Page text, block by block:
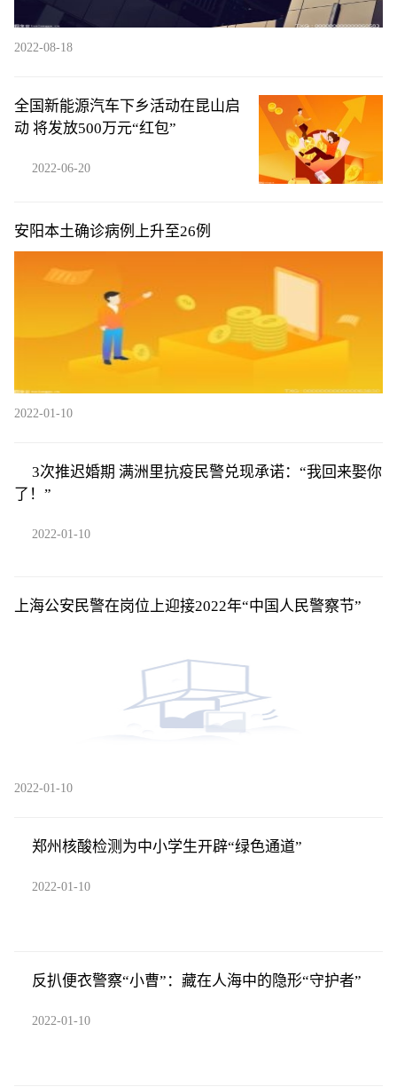
2022-08-18
全国新能源汽车下乡活动在昆山启
动 将发放500万元“红包”
2022-06-20
安阳本土确诊病例上升至26例
2022-01-10
3次推迟婚期 满洲里抗疫民警兑现承诺：“我回来娶你
了！”
2022-01-10
上海公安民警在岗位上迎接2022年“中国人民警察节”
2022-01-10
郑州核酸检测为中小学生开辟“绿色通道”
2022-01-10
反扒便衣警察“小曹”：藏在人海中的隐形“守护者”
2022-01-10